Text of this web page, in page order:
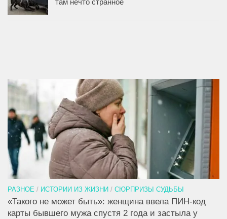
там нечто странное
РАЗНОЕ / ИСТОРИИ ИЗ ЖИЗНИ / СЮРПРИЗЫ СУДЬБЫ
«Такого не может быть»: женщина ввела ПИН-код
карты бывшего мужа спустя 2 года и застыла у